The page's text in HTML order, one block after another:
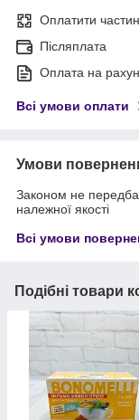
Оплатити
Післяплата
Оплата на
Всі умови оплати
Умови
Законом не
належної якості
Всі умови
Подібні товари